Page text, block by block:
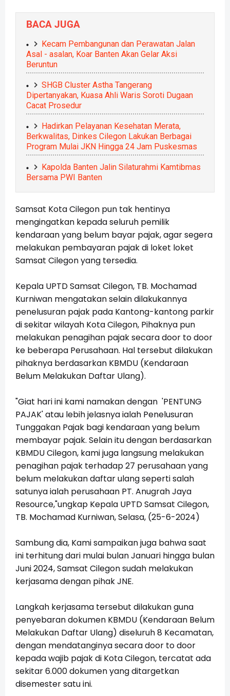
BACA JUGA
Kecam Pembangunan dan Perawatan Jalan
Asal - asalan, Koar Banten Akan Gelar Aksi
Beruntun
SHGB Cluster Astha Tangerang
Dipertanyakan, Kuasa Ahli Waris Soroti Dugaan
Cacat Prosedur
Hadirkan Pelayanan Kesehatan Merata,
Berkwalitas, Dinkes Cilegon Lakukan Berbagai
Program Mulai JKN Hingga 24 Jam Puskesmas
Kapolda Banten Jalin Silaturahmi Kamtibmas
Bersama PWI Banten
Samsat Kota Cilegon pun tak hentinya
mengingatkan kepada seluruh pemilik
kendaraan yang belum bayar pajak, agar segera
melakukan pembayaran pajak di loket loket
Samsat Cilegon yang tersedia.
Kepala UPTD Samsat Cilegon, TB. Mochamad
Kurniwan mengatakan selain dilakukannya
penelusuran pajak pada Kantong-kantong parkir
di sekitar wilayah Kota Cilegon, Pihaknya pun
melakukan penagihan pajak secara door to door
ke beberapa Perusahaan. Hal tersebut dilakukan
pihaknya berdasarkan KBMDU (Kendaraan
Belum Melakukan Daftar Ulang).
"Giat hari ini kami namakan dengan 'PENTUNG
PAJAK' atau lebih jelasnya ialah Penelusuran
Tunggakan Pajak bagi kendaraan yang belum
membayar pajak. Selain itu dengan berdasarkan
KBMDU Cilegon, kami juga langsung melakukan
penagihan pajak terhadap 27 perusahaan yang
belum melakukan daftar ulang seperti salah
satunya ialah perusahaan PT. Anugrah Jaya
Resource,"ungkap Kepala UPTD Samsat Cilegon,
TB. Mochamad Kurniwan,Selasa, (25-6-2024)
Sambung dia, Kami sampaikan juga bahwa saat
ini terhitung dari mulai bulan Januari hingga bulan
Juni 2024, Samsat Cilegon sudah melakukan
kerjasama dengan pihak JNE.
Langkah kerjasama tersebut dilakukan guna
penyebaran dokumen KBMDU (Kendaraan Belum
Melakukan Daftar Ulang) diseluruh 8 Kecamatan,
dengan mendatanginya secara door to door
kepada wajib pajak di Kota Cilegon, tercatat ada
sekitar 6.000 dokumen yang ditargetkan
disemester satu ini.